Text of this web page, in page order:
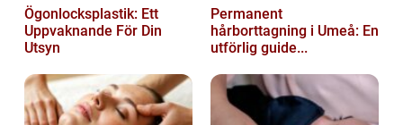
Ögonlocksplastik: Ett
Uppvaknande För Din
Utsyn
Permanent
hårborttagning i Umeå: En
utförlig guide...